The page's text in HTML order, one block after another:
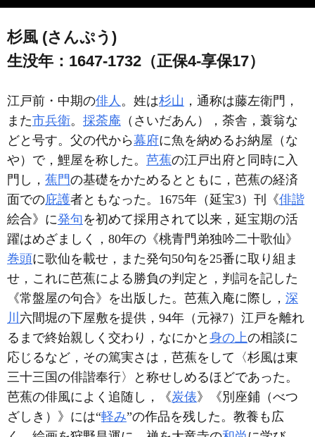
杉風 (さんぷう)
生没年：1647-1732（正保4-享保17）
江戸前・中期の俳人 。姓は杉山 ，通称は藤左衛門，
また市兵衛。 採荼庵 （さいだあん），荼舎，蓑翁な
どと号す。父の代から幕府に魚を納めるお納屋（な
や）で，鯉屋を称した。 芭蕉の江戸出府と同時に入
門し， 蕉門の基礎をかためるとともに，芭蕉の経済
面での庇護者ともなった。1675年（延宝3）刊《俳諧
絵合》に発句を初めて採用されて以来，延宝期の活
躍はめざましく，80年の《桃青門弟独吟二十歌仙》
巻頭に歌仙を載せ，また発句50句を25番に取り組ま
せ，これに芭蕉による勝負の判定と，判詞を記した
《常盤屋の句合》を出版した。芭蕉入庵に際し， 深
川 六間堀の下屋敷を提供，94年（元禄7）江戸を離れ
るまで終始親しく交わり，なにかと 身の上の相談に
応じるなど，その篤実さは，芭蕉をして〈杉風は東
三十三国の俳諧奉行〉と称せしめるほどであった。
芭蕉の俳風によく追随し，《炭俵》《別座鋪（べつ
ざしき）》には“軽み”の作品を残した。教養も広